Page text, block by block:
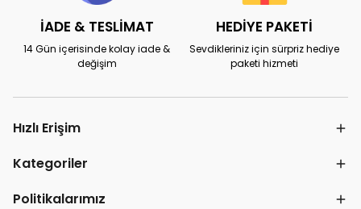
İADE & TESLİMAT
14 Gün içerisinde kolay iade &
değişim
HEDİYE PAKETİ
Sevdikleriniz için sürpriz hediye
paketi hizmeti
Hızlı Erişim
Kategoriler
Politikalarımız